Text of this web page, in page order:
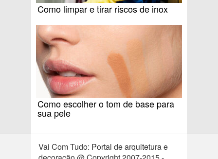
Como limpar e tirar riscos de inox
Como escolher o tom de base para
sua pele
Vai Com Tudo: Portal de arquitetura e